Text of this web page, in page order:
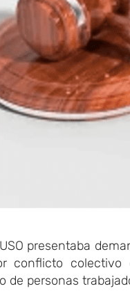
presentaba
conflicto colectivo
de personas